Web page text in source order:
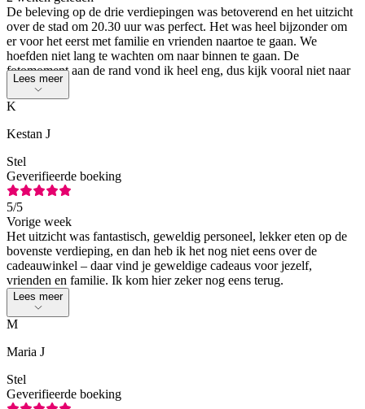
De beleving op de drie verdiepingen was betoverend en het uitzicht
over de stad om 20.30 uur was perfect. Het was heel bijzonder om
er voor het eerst met familie en vrienden naartoe te gaan. We
hoefden niet lang te wachten om naar binnen te gaan. De
fotomoment aan de rand vond ik heel eng, dus kijk vooral niet naar
beneden.
Lees meer
K
Kestan J
Stel
Geverifieerde boeking
5/5
Vorige week
Het uitzicht was fantastisch, geweldig personeel, lekker eten op de
bovenste verdieping, en dan heb ik het nog niet eens over de
cadeauwinkel – daar vind je geweldige cadeaus voor jezelf,
vrienden en familie. Ik kom hier zeker nog eens terug.
Lees meer
M
Maria J
Stel
Geverifieerde boeking